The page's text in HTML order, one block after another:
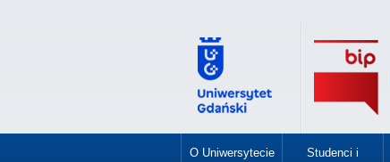
O Uniwersytecie
Studenci i